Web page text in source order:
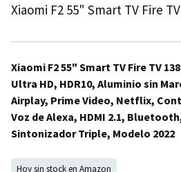
Xiaomi F2 55" Smart TV Fire
Xiaomi F2 55" Smart TV Fire TV
Ultra HD, HDR10, Aluminio sin
Airplay, Prime Video, Netflix,
Voz de Alexa, HDMI 2.1,
Sintonizador Triple, Modelo 2022
Hoy sin stock en Amazon